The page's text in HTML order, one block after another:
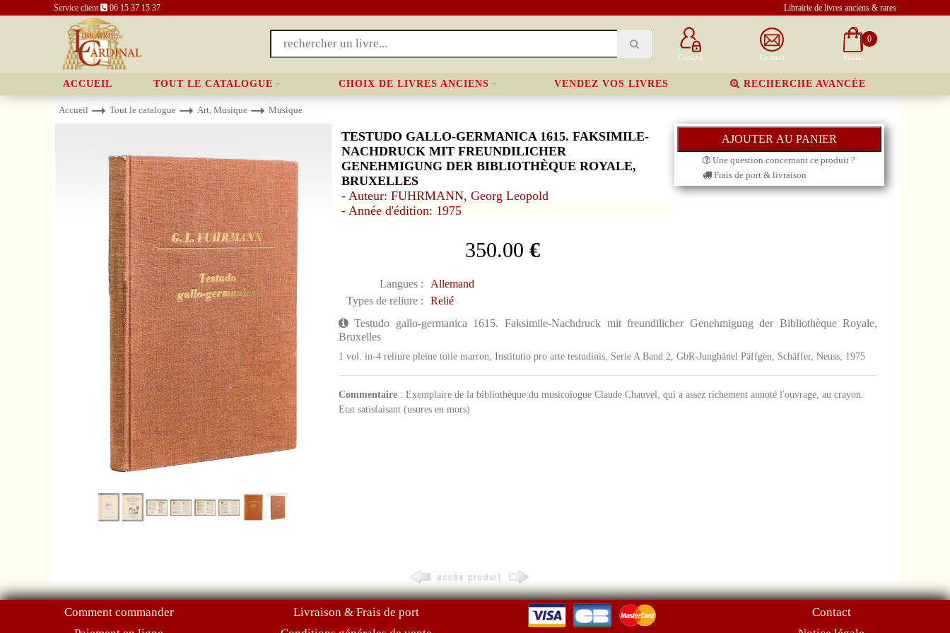
Service client 06 15 37 15 37 Librairie de livres anciens & rares
Compte Contact
0
Panier
ACCUEIL TOUT LE CATALOGUE CHOIX DE LIVRES ANCIENS VENDEZ VOS LIVRES RECHERCHE AVANCÉE
Accueil Tout le catalogue Art, Musique Musique
TESTUDO GALLO-GERMANICA 1615. FAKSIMILE-
NACHDRUCK MIT FREUNDILICHER
GENEHMIGUNG DER BIBLIOTHÈQUE ROYALE,
BRUXELLES
- Auteur: FUHRMANN, Georg Leopold
- Année d'édition: 1975
350.00 €
Langues :
Allemand
Types de reliure :
Relié
Une question concernant ce produit ?
Frais de port & livraison
Testudo gallo-germanica 1615. Faksimile-Nachdruck mit freundilicher Genehmigung der Bibliothèque Royale,
Bruxelles
1 vol. in-4 reliure pleine toile marron, Institutio pro arte testudinis, Serie A Band 2, GbR-Junghänel Päffgen, Schäffer, Neuss, 1975
Commentaire: Exemplaire de la bibliothèque du musicologue Claude Chauvel, qui a assez richement annoté l'ouvrage, au crayon.
Etat satisfaisant (usures en mors)
Comment commander
Livraison & Frais de port
Contact